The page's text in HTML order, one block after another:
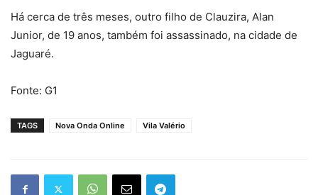
Há cerca de três meses, outro filho de Clauzira, Alan
Junior, de 19 anos, também foi assassinado, na cidade de
Jaguaré.
Fonte: G1
TAGS Nova Onda Online Vila Valério